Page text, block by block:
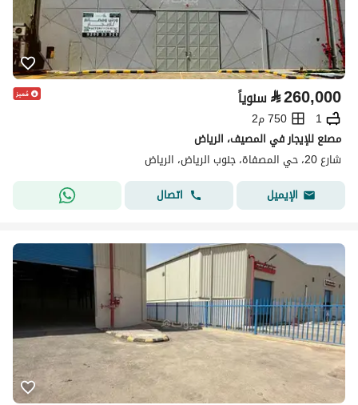
⃁260,000 سنوياً
1
750 م2
مصنع للإيجار في المصيف، الرياض
شارع 20، حي المصفاة، جنوب الرياض، الرياض
الإيميل
اتصال